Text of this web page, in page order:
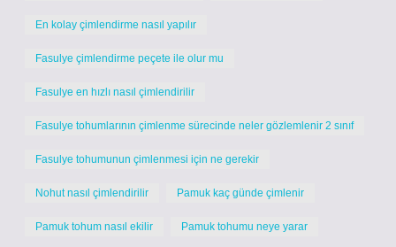
En kolay çimlendirme nasıl yapılır
Fasulye çimlendirme peçete ile olur mu
Fasulye en hızlı nasıl çimlendirilir
Fasulye tohumlarının çimlenme sürecinde neler gözlemlenir 2 sınıf
Fasulye tohumunun çimlenmesi için ne gerekir
Nohut nasıl çimlendirilir Pamuk kaç günde çimlenir
Pamuk tohum nasıl ekilir Pamuk tohumu neye yarar